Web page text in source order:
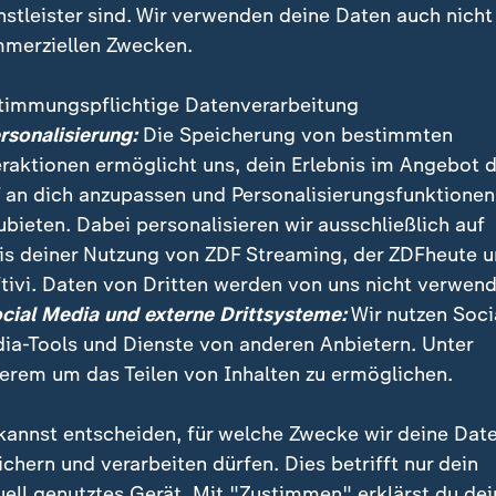
in Bratislava ist die erste europäische
konzentriert. Das Ziel: die Auswanderung von
sind. Wir verwenden deine Daten auch nicht
Zwecken.
Datenverarbeitung
Die Speicherung von bestimmten
ermöglicht uns, dein Erlebnis im Angebot
an dich anzupassen und Personalisierungsfunktionen
Dabei personalisieren wir ausschließlich auf
deiner Nutzung von ZDF Streaming, der ZDFheute
Daten von Dritten werden von uns nicht
Media und externe Drittsysteme:Wir nutzen
Tools und Dienste von anderen Anbietern. Unter
um das Teilen von Inhalten zu ermöglichen.
entscheiden, für welche Zwecke wir deine
und verarbeiten dürfen. Dies betrifft nur dein